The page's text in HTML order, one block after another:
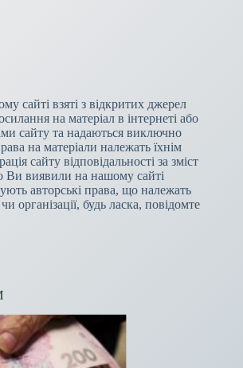
сайті взяті з відкритих джерел
на матеріал в інтернеті або
сайту та надаються виключно
на матеріали належать їхнім
сайту відповідальності за зміст
Ви виявили на нашому сайті
авторські права, що належать
організації, будь ласка, повідомте